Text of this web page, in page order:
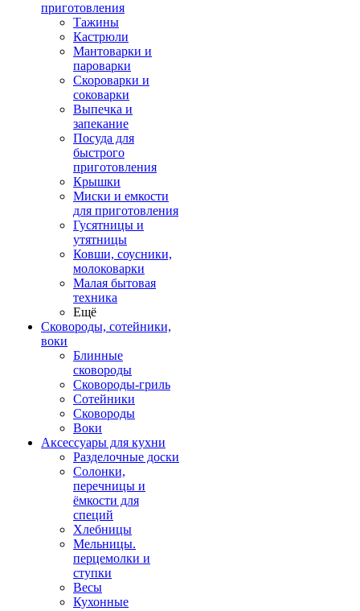
приготовления
Тажины
Кастрюли
Мантоварки и
пароварки
Скороварки и
соковарки
Выпечка и
запекание
Посуда для
быстрого
приготовления
Крышки
Миски и емкости
для приготовления
Гусятницы и
утятницы
Ковши, соусники,
молоковарки
Малая бытовая
техника
Ещё
Сковороды, сотейники,
воки
Блинные
сковороды
Сковороды-гриль
Сотейники
Сковороды
Воки
Аксессуары для кухни
Разделочные доски
Солонки,
перечницы и
ёмкости для
специй
Хлебницы
Мельницы.
перцемолки и
ступки
Весы
Кухонные